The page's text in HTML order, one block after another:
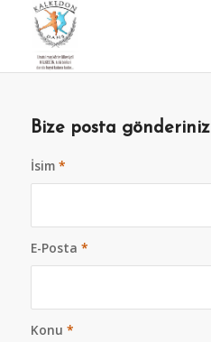
Bize posta gönderiniz
İsim *
E-Posta *
Konu *